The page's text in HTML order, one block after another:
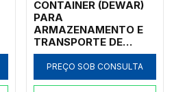
CONTAINER (DEWAR)
PARA
ARMAZENAMENTO E
TRANSPORTE DE
NITROGÊNIO LÍQUIDO,
50L, ALUMÍNIO,
BOMBA AUTOMÁTICA,
PREÇO SOB CONSULTA